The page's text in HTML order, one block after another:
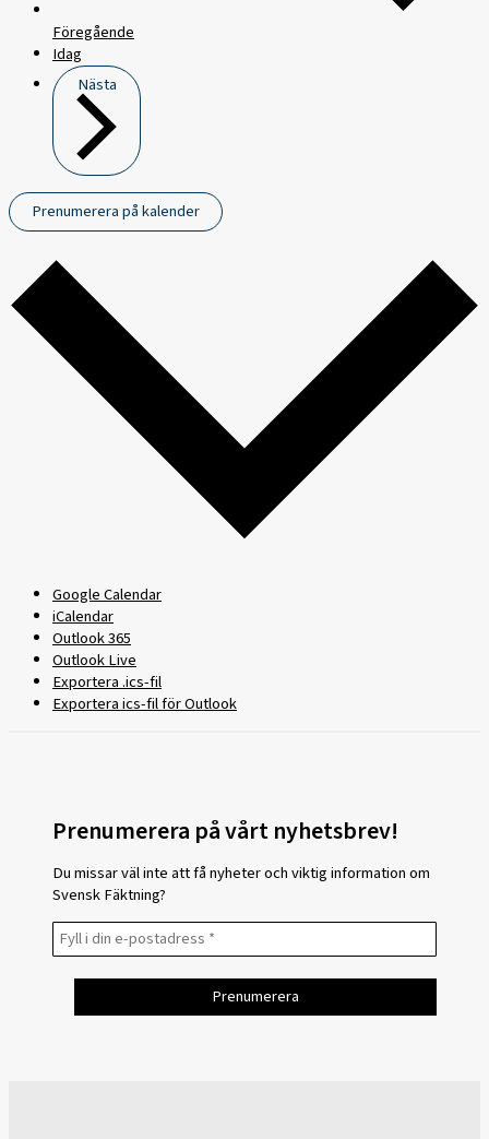
Föregående
Idag
Nästa
Prenumerera på kalender
Google Calendar
iCalendar
Outlook 365
Outlook Live
Exportera .ics-fil
Exportera ics-fil för Outlook
Prenumerera på vårt nyhetsbrev!
Du missar väl inte att få nyheter och viktig information om
Svensk Fäktning?